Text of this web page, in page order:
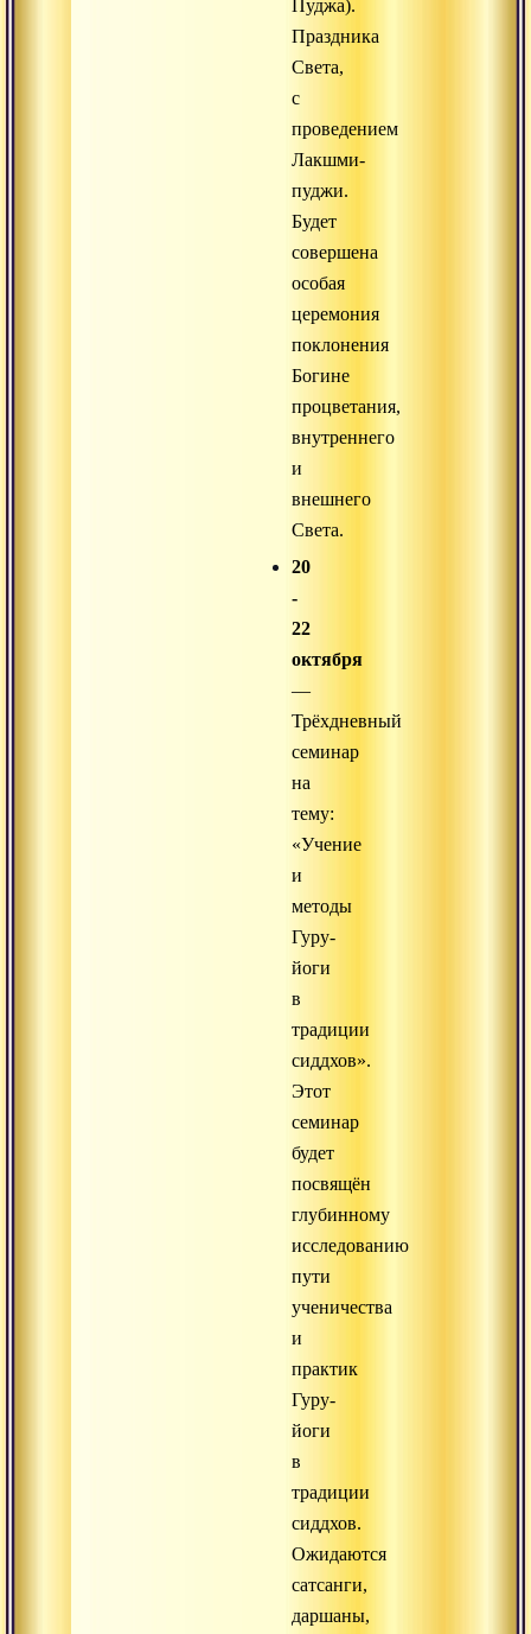
Пуджа).
Праздника
Света,
с
проведением
Лакшми-
пуджи.
Будет
совершена
особая
церемония
поклонения
Богине
процветания,
внутреннего
и
внешнего
Света.
20
-
22
октября
—
Трёхдневный
семинар
на
тему:
«Учение
и
методы
Гуру-
йоги
в
традиции
сиддхов».
Этот
семинар
будет
посвящён
глубинному
исследованию
пути
ученичества
и
практик
Гуру-
йоги
в
традиции
сиддхов.
Ожидаются
сатсанги,
даршаны,